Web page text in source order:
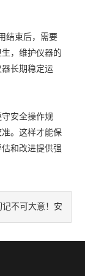
结束后，需要
，维护仪器的
长期稳定运
安全操作规
。这样才能保
和改进提供强
记不可大意！安